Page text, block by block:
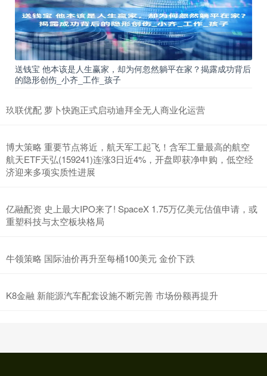
送钱宝 他本该是人生赢家，却为何忽然躺平在家？揭露成功背后
的隐形创伤_小齐_工作_孩子
玖联优配 萝卜快跑正式启动迪拜全无人商业化运营
博大策略 重要节点将近，航天军工起飞！含军工量最高的航空
航天ETF天弘(159241)连涨3日近4%，开盘即获净申购，低空经
济迎来多项实质性进展
亿融配资 史上最大IPO来了! SpaceX 1.75万亿美元估值申请，或
重塑科技与太空板块格局
牛领策略 国际油价再升至每桶100美元 金价下跌
K8金融 新能源汽车配套设施不断完善 市场份额再提升